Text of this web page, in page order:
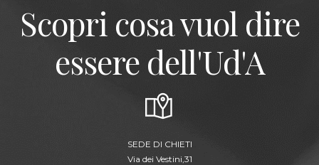
Scopri cosa vuol dire
essere dell'Ud'A
SEDE DI CHIETI
Via dei Vestini,31